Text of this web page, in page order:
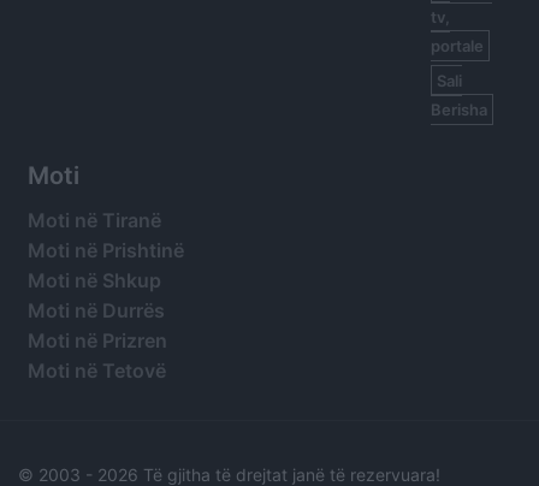
tv,
portale
Sali
Berisha
Moti
Moti në Tiranë
Moti në Prishtinë
Moti në Shkup
Moti në Durrës
Moti në Prizren
Moti në Tetovë
© 2003 - 2026 Të gjitha të drejtat janë të rezervuara!